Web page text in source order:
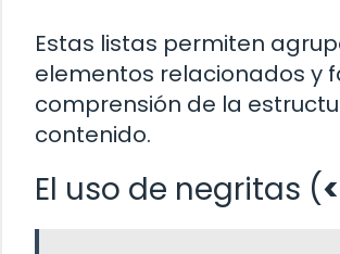
Estas listas permiten
elementos relacionados y
comprensión de la
contenido.
El uso de negritas (